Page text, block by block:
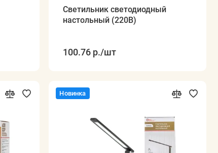
Светильник светодиодный
настольный (220В)
100.76 р./шт
Новинка